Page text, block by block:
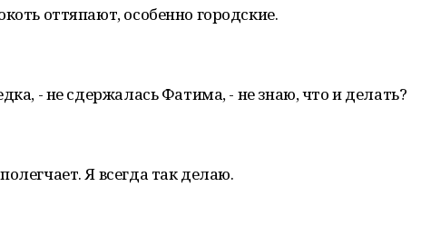
оттяпают, особенно городские.
- не сдержалась Фатима, - не знаю, что и делать?
Я всегда так делаю.